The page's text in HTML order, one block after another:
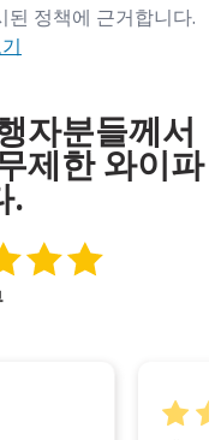
정책에 근거합니다.
자분들께서
제한 와이파
.